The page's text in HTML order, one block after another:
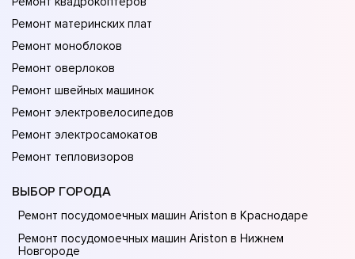
Ремонт материнских плат
Ремонт моноблоков
Ремонт оверлоков
Ремонт швейных машинок
Ремонт электровелосипедов
Ремонт электросамокатов
Ремонт тепловизоров
ВЫБОР ГОРОДА
Ремонт посудомоечных машин Ariston в Краснодаре
Ремонт посудомоечных машин Ariston в Нижнем
Новгороде